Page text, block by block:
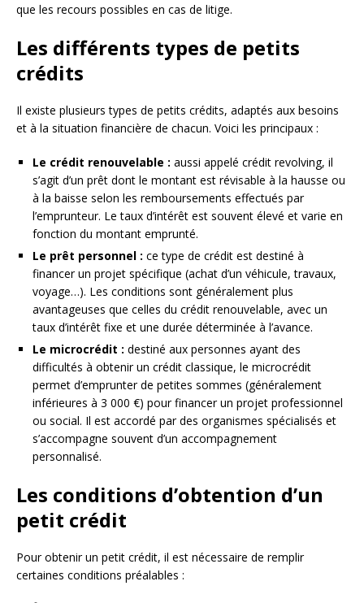
que les recours possibles en cas de litige.
Les différents types de petits
crédits
Il existe plusieurs types de petits crédits, adaptés aux besoins
et à la situation financière de chacun. Voici les principaux :
Le crédit renouvelable : aussi appelé crédit revolving, il
s’agit d’un prêt dont le montant est révisable à la hausse ou
à la baisse selon les remboursements effectués par
l’emprunteur. Le taux d’intérêt est souvent élevé et varie en
fonction du montant emprunté.
Le prêt personnel : ce type de crédit est destiné à
financer un projet spécifique (achat d’un véhicule, travaux,
voyage…). Les conditions sont généralement plus
avantageuses que celles du crédit renouvelable, avec un
taux d’intérêt fixe et une durée déterminée à l’avance.
Le microcrédit : destiné aux personnes ayant des
difficultés à obtenir un crédit classique, le microcrédit
permet d’emprunter de petites sommes (généralement
inférieures à 3 000 €) pour financer un projet professionnel
ou social. Il est accordé par des organismes spécialisés et
s’accompagne souvent d’un accompagnement
personnalisé.
Les conditions d’obtention d’un
petit crédit
Pour obtenir un petit crédit, il est nécessaire de remplir
certaines conditions préalables :